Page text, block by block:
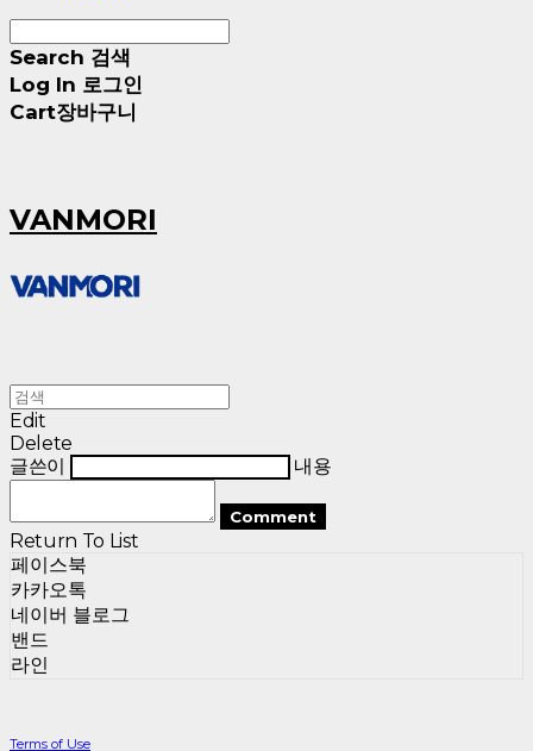
Search 검색
Log In 로그인
Cart장바구니
VANMORI
Edit
Delete
글쓴이
내용
Comment
Return To List
페이스북
카카오톡
네이버 블로그
밴드
라인
Terms of Use